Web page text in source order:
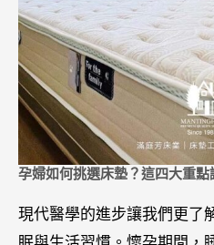
孕婦如何挑選床墊？這四大重
現代醫學的進步讓我們更了